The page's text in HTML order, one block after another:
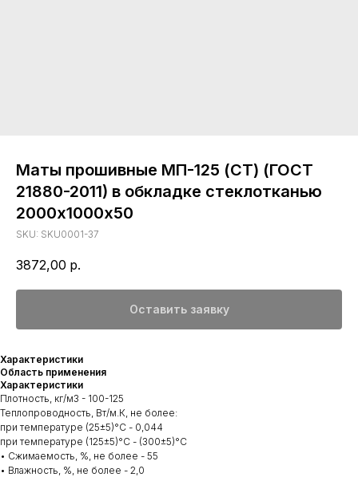
Маты прошивные МП-125 (СТ) (ГОСТ
21880-2011) в обкладке стеклотканью
2000х1000х50
SKU: SKU0001-37
3872,00 р.
Оставить заявку
Характеристики
Область применения
Характеристики
Плотность, кг/м3 - 100-125
Теплопроводность, Вт/м.К, не более:
при температуре (25±5)°С - 0,044
при температуре (125±5)°С - (300±5)°С
• Сжимаемость, %, не более - 55
• Влажность, %, не более - 2,0